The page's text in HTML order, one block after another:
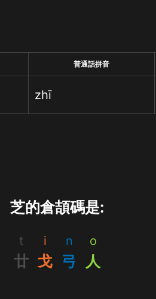
普通話拼音
zhī
芝的倉頡碼是:
t
廿
i
戈
n
弓
o
人